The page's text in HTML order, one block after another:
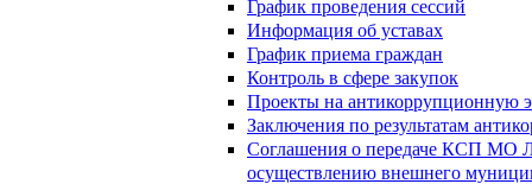
График проведения сессий
Информация об уставах
График приема граждан
Контроль в сфере закупок
Проекты на антикоррупционную
Заключения по результатам
Соглашения о передаче КСП МО
осуществлению внешнего